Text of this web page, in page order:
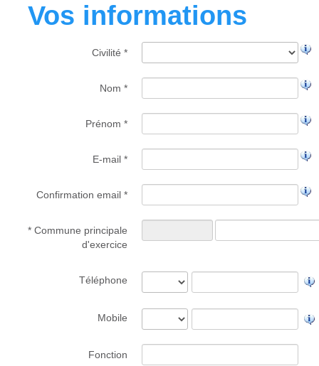
Vos informations
Civilité *
Nom *
Prénom *
E-mail *
Confirmation email *
* Commune principale
d'exercice
Téléphone
Mobile
Fonction